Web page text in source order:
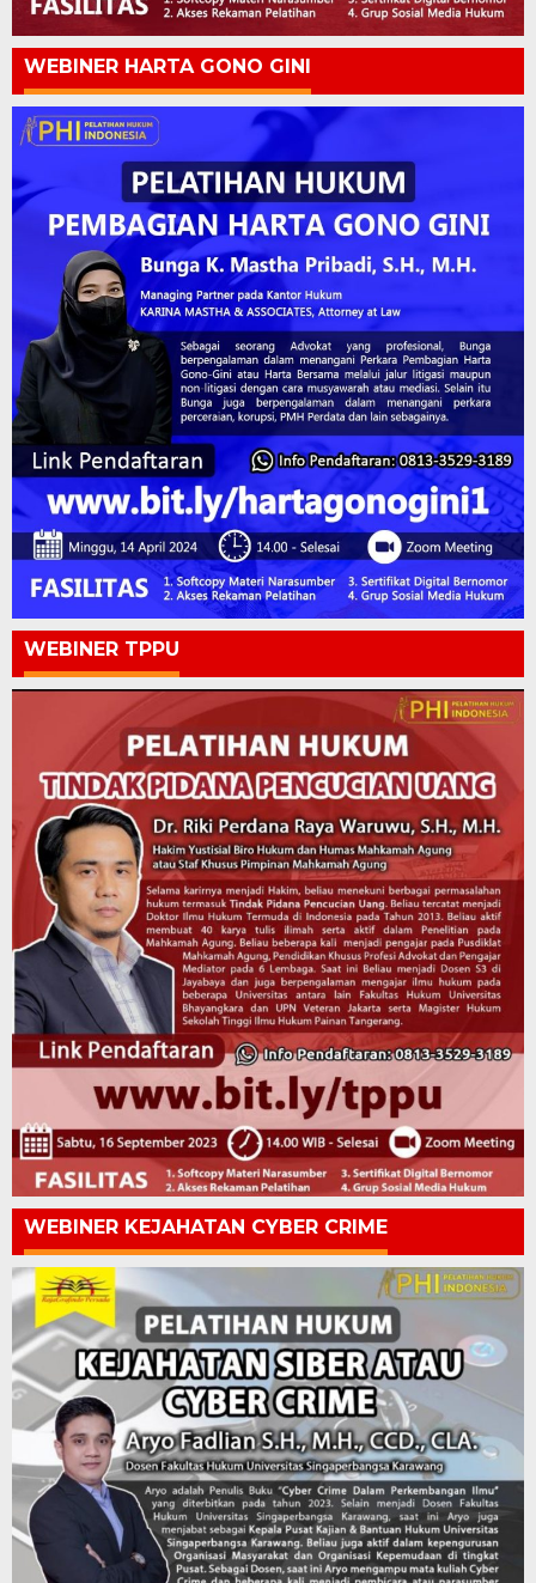
WEBINER HARTA GONO GINI
WEBINER TPPU
WEBINER KEJAHATAN CYBER CRIME